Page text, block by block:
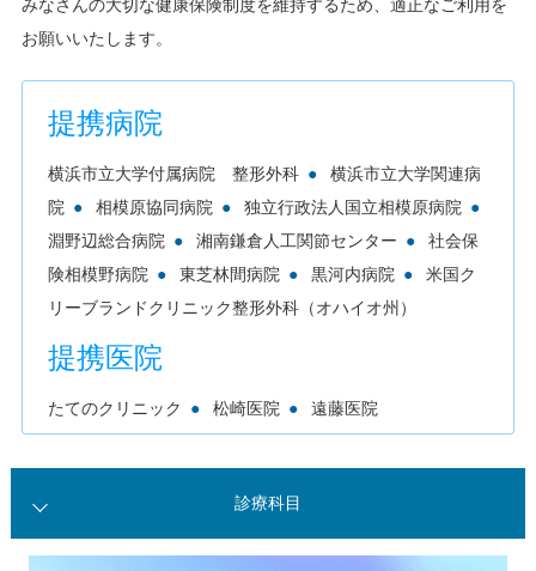
みなさんの大切な健康保険制度を維持するため、適正なご利用を
お願いいたします。
提携病院
横浜市立大学付属病院 整形外科 ●
横浜市立大学関連病
院 ● 相模原協同病院 ● 独立行政法人国立相模原病院 ●
淵野辺総合病院 ● 湘南鎌倉人工関節センター ●
社会保
険相模野病院 ● 東芝林間病院 ● 黒河内病院 ●
米国ク
リーブランドクリニック整形外科（オハイオ州）
提携医院
たてのクリニック ● 松崎医院 ● 遠藤医院
診療科目